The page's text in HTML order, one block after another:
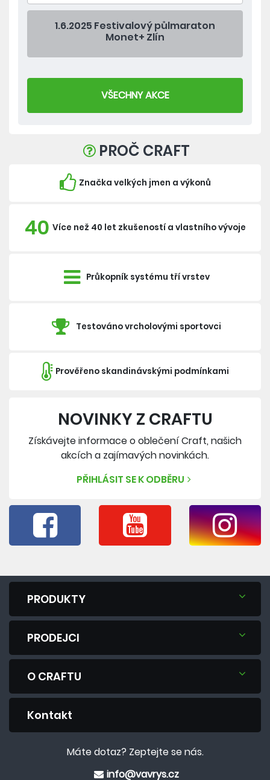
1.6.2025 Festivalový půlmaraton
Monet+ Zlín
VŠECHNY AKCE
PROČ CRAFT
Značka velkých jmen a výkonů
40 Více než 40 let zkušeností a vlastního vývoje
Průkopník systému tří vrstev
Testováno vrcholovými sportovci
Prověřeno skandinávskými podmínkami
NOVINKY Z CRAFTU
Získávejte informace o oblečení Craft, našich
akcích a zajímavých novinkách.
PŘIHLÁSIT SE K ODBĚRU
PRODUKTY
PRODEJCI
O CRAFTU
Kontakt
Máte dotaz? Zeptejte se nás.
info@vavrys.cz